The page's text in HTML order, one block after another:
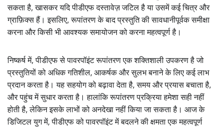
सकता है, खासकर यदि पीडीएफ दस्तावेज़ जटिल है या उसमें कई चित्र और
ग्राफ़िक्स हैं। इसलिए, रूपांतरण के बाद प्रस्तुति की सावधानीपूर्वक समीक्षा
करना और किसी भी आवश्यक समायोजन को करना महत्वपूर्ण है।
निष्कर्ष में, पीडीएफ से पावरपॉइंट रूपांतरण एक शक्तिशाली उपकरण है जो
प्रस्तुतियों को अधिक गतिशील, आकर्षक और सुलभ बनाने के लिए कई लाभ
प्रदान करता है। यह सहयोग को बढ़ावा देता है, समय और प्रयास बचाता है,
और पहुंच में सुधार करता है। हालांकि रूपांतरण प्रक्रिया हमेशा सही नहीं
होती है, लेकिन इसके लाभों को अनदेखा नहीं किया जा सकता है। आज के
डिजिटल युग में, पीडीएफ को पावरपॉइंट में बदलने की क्षमता एक महत्वपूर्ण